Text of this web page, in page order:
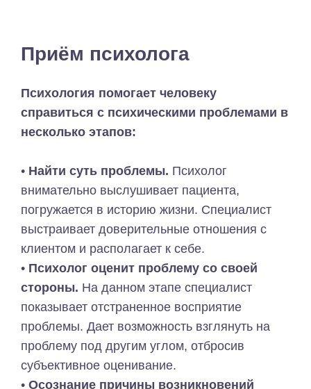
Приём психолога
Психология помогает человеку
справиться с психическими проблемами в
несколько этапов:
• Найти суть проблемы. Психолог
внимательно выслушивает пациента,
погружается в историю жизни. Специалист
выстраивает доверительные отношения с
клиентом и располагает к себе.
• Психолог оценит проблему со своей
стороны. На данном этапе специалист
показывает отстраненное восприятие
проблемы. Дает возможность взглянуть на
проблему под другим углом, отбросив
субъективное оценивание.
• Осознание причины возникновений